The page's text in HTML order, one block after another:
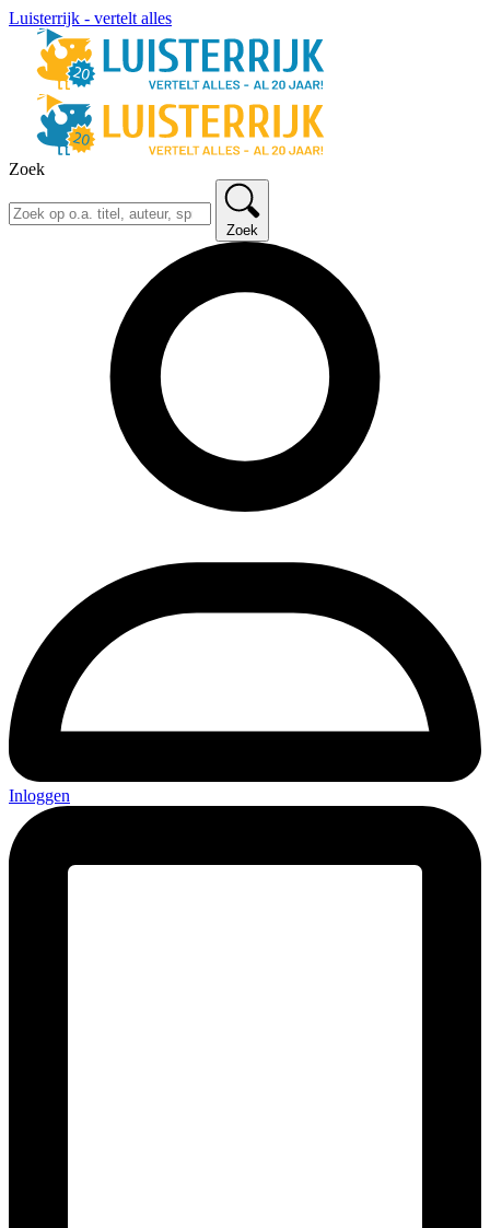
Luisterrijk - vertelt alles
Zoek
Zoek
Inloggen